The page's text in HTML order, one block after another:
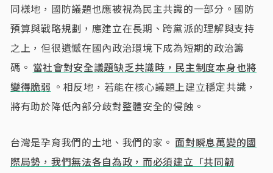
同樣地，國防議題也應被視為民主共識的一部分。國防
預算與戰略規劃，應建立在長期、跨黨派的理解與支持
之上，但很遺憾在國內政治環境下成為短期的政治籌
碼。 當社會對安全議題缺乏共識時，民主制度本身也將
變得脆弱 。相反地，若能在核心議題上建立穩定共識，
將有助於降低內部分歧對整體安全的侵蝕。
台灣是孕育我們的土地、我們的家。 面對瞬息萬變的國
際局勢，我們無法各自為政，而必須建立「共同韌